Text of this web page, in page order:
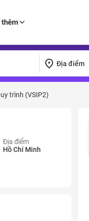
thêm
Địa điểm
trình (VSIP2)
Địa điểm
Hồ Chí Minh